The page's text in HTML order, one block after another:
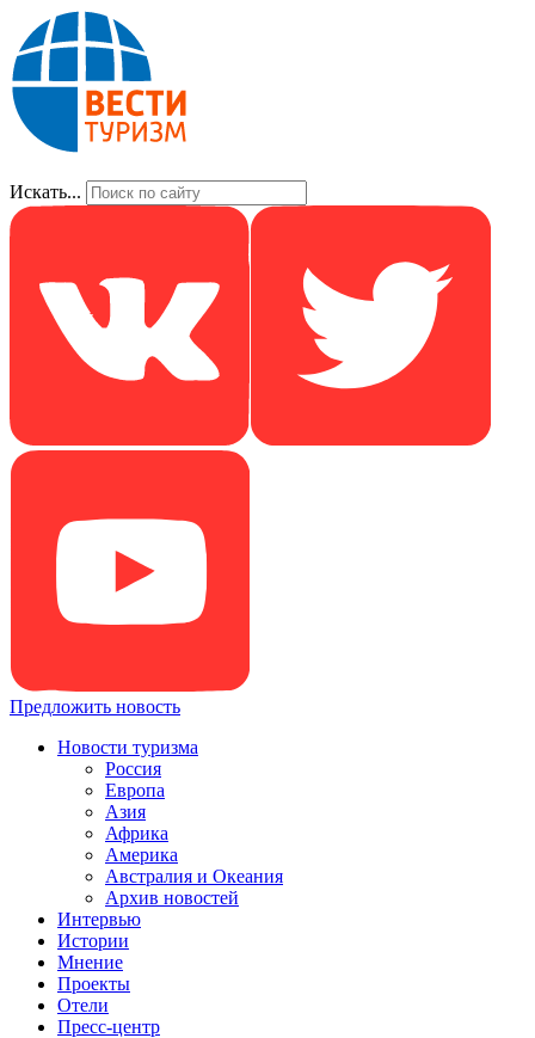
Искать...
Предложить новость
Новости туризма
Россия
Европа
Азия
Африка
Америка
Австралия и Океания
Архив новостей
Интервью
Истории
Мнение
Проекты
Отели
Пресс-центр